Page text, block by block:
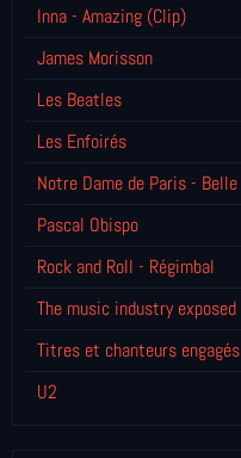
Inna - Amazing (Clip)
James Morisson
Les Beatles
Les Enfoirés
Notre Dame de Paris - Belle
Pascal Obispo
Rock and Roll - Régimbal
The music industry exposed
Titres et chanteurs engagés
U2